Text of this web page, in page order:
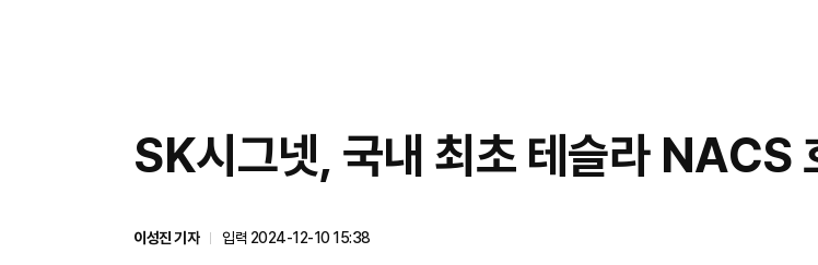
SK시그넷, 국내 최초 테슬라 NACS
이성진 기자
입력 2024-12-10 15:38